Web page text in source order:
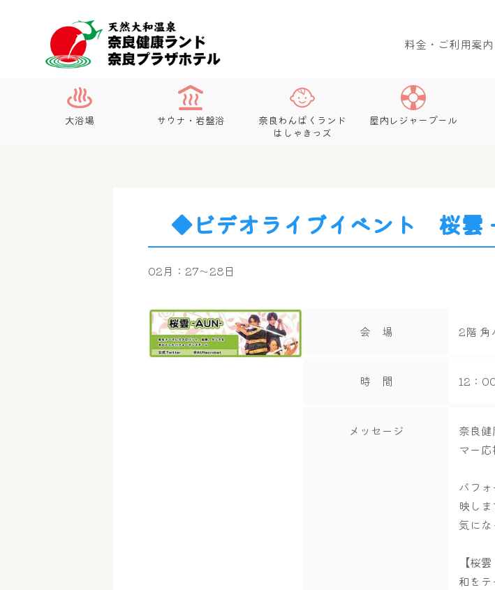
料金・ご利用案内
大浴場 サウナ・岩盤浴
奈良わんぱくランド
はしゃきっズ
屋内レジャープール
◆ビデオライブイベント 桜雲
02月：27～28日
会 場 2階 角
時 間 12：
メッセージ
奈良
マー
パフ
映しま
気に
【桜
和を